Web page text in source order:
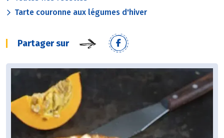
Tarte couronne aux légumes d'hiver
Partager sur